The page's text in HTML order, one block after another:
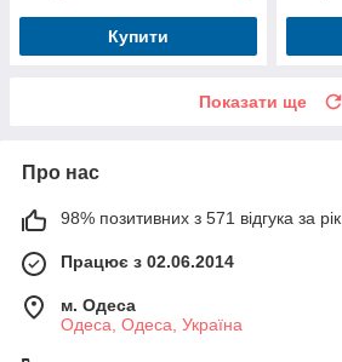
Купити
Показати ще
Про нас
98% позитивних з 571 відгука за рік
Працює з 02.06.2014
м. Одеса
Одеса, Одеса, Україна